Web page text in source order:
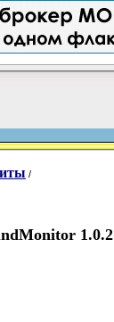
/
1.0.2